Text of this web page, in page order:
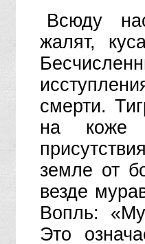
Всюду
жалят,
смерти.
на коже
земле от
везде
Вопль:
Это